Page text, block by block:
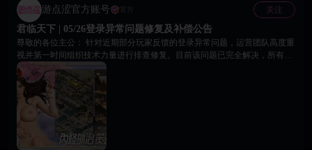
游点涩官方账号 官方 关注
君临天下 | 05/26登录异常问题修复及补偿公告
尊敬的各位主公： 针对近期部分玩家反馈的登录异常问题，运营团队高度重
视并第一时间组织技术力量进行排查修复。目前该问题已完全解决，所有玩
家均可正常登录游戏。 为表达此次问题给您带来不便的歉意，游戏特别准备
了一份补偿礼包，请您在游戏内兑换码入口领取。 补偿礼包码：46-
de8569397b4-1 补偿内容包含： 金币×500、辎重自选箱×10、中级经验书
×30、金樽×1、佳酿×1。 兑换时请进入游戏主界面，点击左上角角色头像，
在“系统设置”中选择“兑换码”并输入上述兑换码即可领取对应奖励。该兑换
码长期有效，无使用期限限制，每个账号仅可领取一次。再次感谢各位主公